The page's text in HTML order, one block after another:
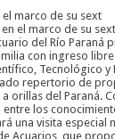
marco de su sext